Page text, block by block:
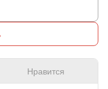
Нравится